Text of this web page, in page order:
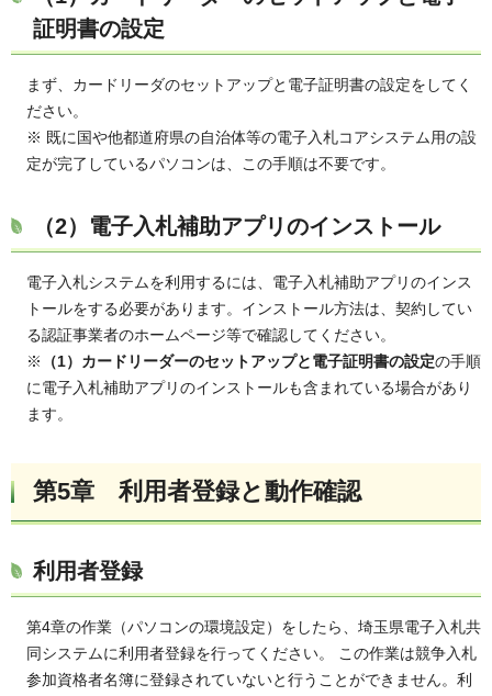
証明書の設定
まず、カードリーダのセットアップと電子証明書の設定をしてく
ださい。
※ 既に国や他都道府県の自治体等の電子入札コアシステム用の設
定が完了しているパソコンは、この手順は不要です。
（2）電子入札補助アプリのインストール
電子入札システムを利用するには、電子入札補助アプリのインス
トールをする必要があります。インストール方法は、契約してい
る認証事業者のホームページ等で確認してください。
※
（1）カードリーダーのセットアップと電子証明書の設定の手順
に電子入札補助アプリのインストールも含まれている場合があり
ます。
第5章 利用者登録と動作確認
利用者登録
第4章の作業（パソコンの環境設定）をしたら、埼玉県電子入札共
同システムに利用者登録を行ってください。 この作業は競争入札
参加資格者名簿に登録されていないと行うことができません。利